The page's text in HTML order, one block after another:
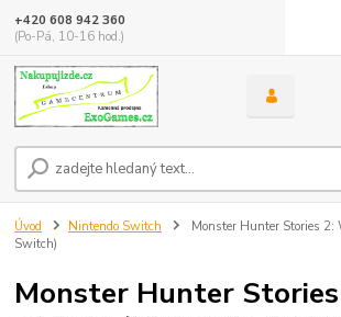
+420 608 942 360
(Po-Pá, 10-16 hod.)
Úvod Nintendo Switch
Monster Hunter Stories
Switch)
Monster Hunter